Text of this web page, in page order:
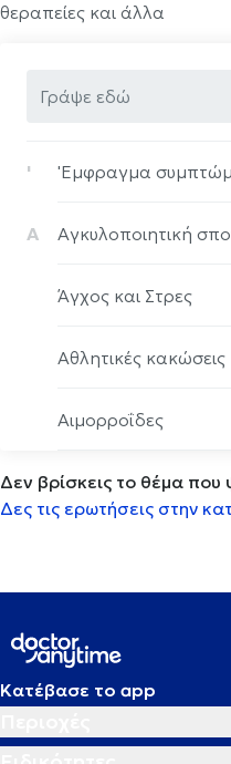
θεραπείες και άλλα
' 'Eμφραγμα
Α Αγκυλοποιητική
Άγχος και Στρες
Αθλητικές κακώσεις
Αιμορροΐδες
Αισθητηριακη
Ακράτεια
Δεν βρίσκεις το θέμα που
Δες τις ερωτήσεις στην
Κατέβασε το app